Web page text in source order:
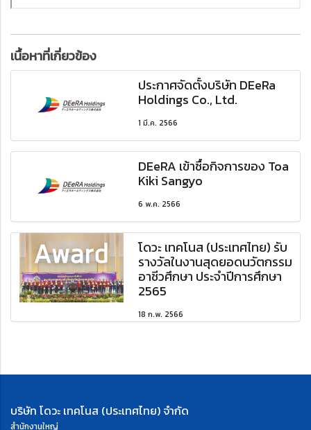
เนื้อหาที่เกี่ยวข้อง
ประกาศจัดตั้งบริษัท DEeRa
Holdings Co., Ltd.
1 มี.ค. 2566
DEeRA เข้าซื้อกิจการของ Toa
Kiki Sangyo
6 พ.ค. 2566
โดวะ เทคโนส (ประเทศไทย) รับ
รางวัลในงานสุดยอดนวัตกรรม
อาชีวศึกษา ประจำปีการศึกษา
2565
18 ก.พ. 2566
บริษัท โดวะ เทคโนส (ประเทศไทย) จำกัด
สำนักงานใหญ่